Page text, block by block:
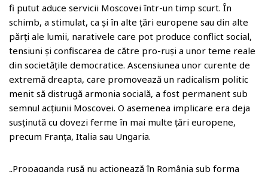
fi putut aduce servicii Moscovei într-un timp scurt. În
schimb, a stimulat, ca și în alte țări europene sau din alte
părți ale lumii, narativele care pot produce conflict social,
tensiuni și confiscarea de către pro-ruși a unor teme reale
din societățile democratice. Ascensiunea unor curente de
extremă dreapta, care promovează un radicalism politic
menit să distrugă armonia socială, a fost permanent sub
semnul acțiunii Moscovei. O asemenea implicare era deja
susținută cu dovezi ferme în mai multe țări europene,
precum Franța, Italia sau Ungaria.
„Propaganda rusă nu acționează în România sub forma